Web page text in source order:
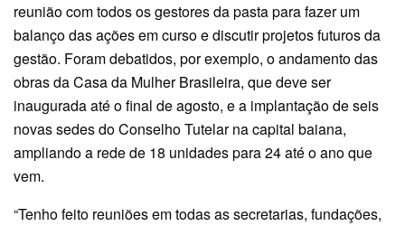
reunião com todos os gestores da pasta para fazer um
balanço das ações em curso e discutir projetos futuros da
gestão. Foram debatidos, por exemplo, o andamento das
obras da Casa da Mulher Brasileira, que deve ser
inaugurada até o final de agosto, e a implantação de seis
novas sedes do Conselho Tutelar na capital baiana,
ampliando a rede de 18 unidades para 24 até o ano que
vem.
“Tenho feito reuniões em todas as secretarias, fundações,